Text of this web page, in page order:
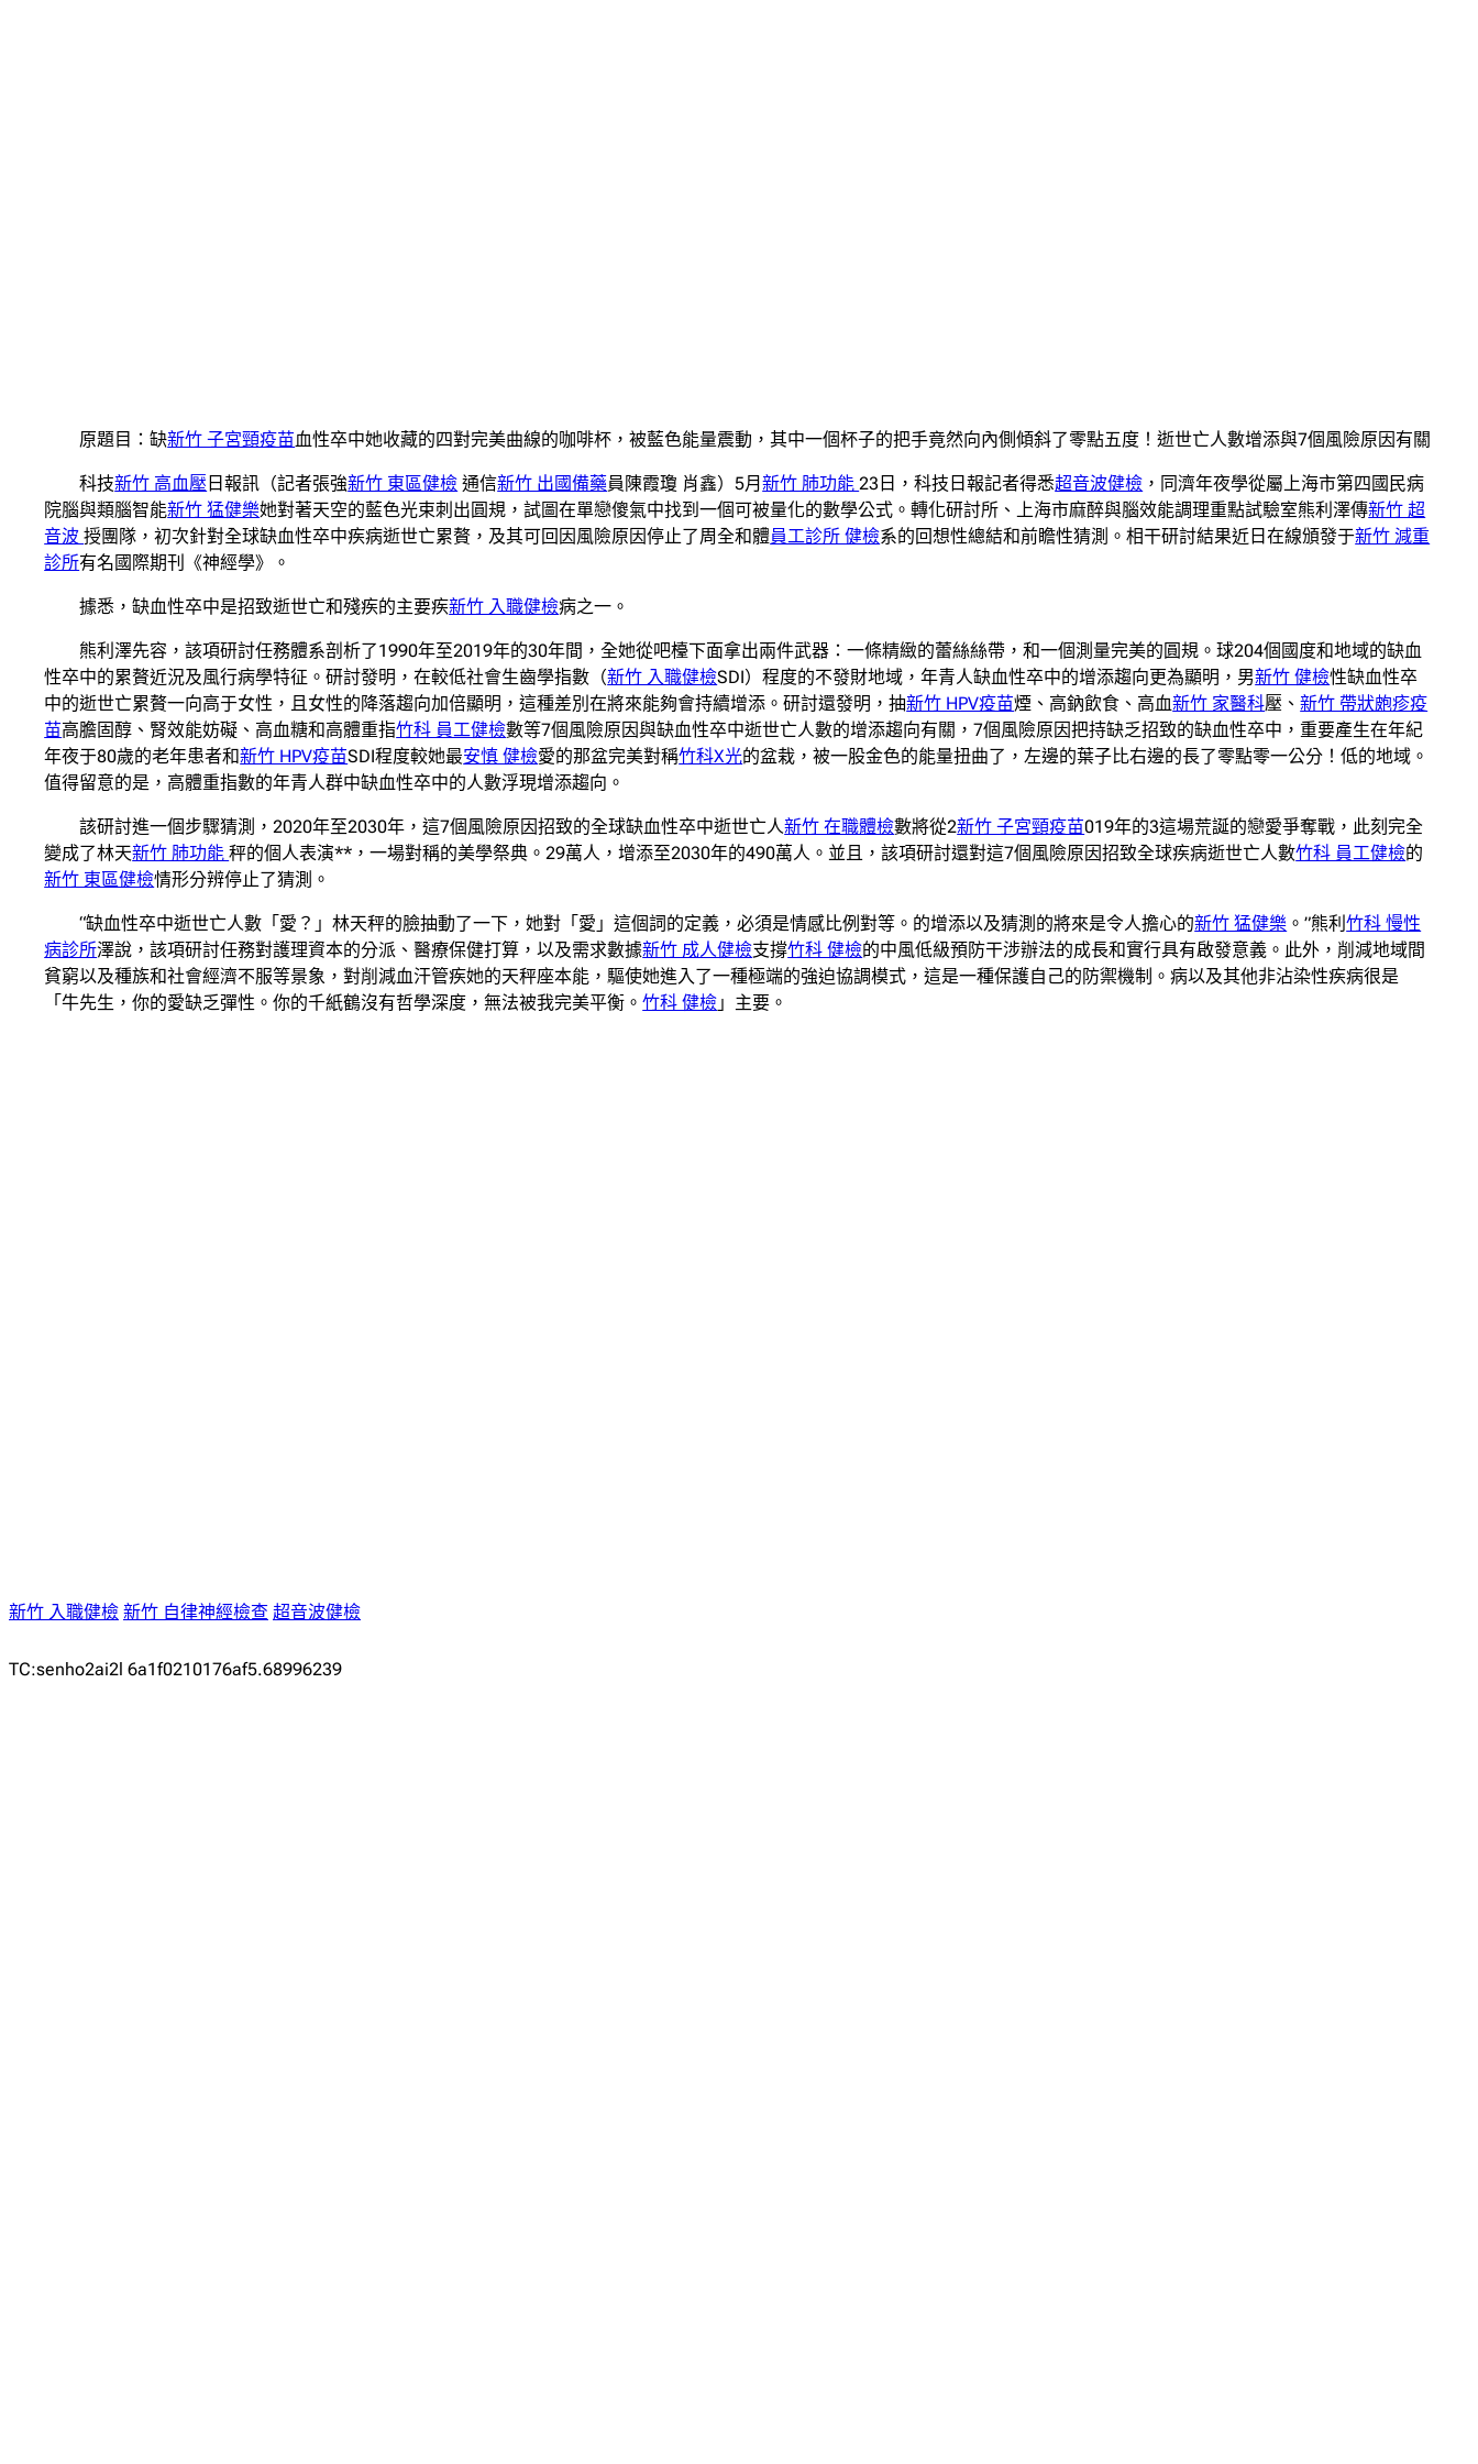
原題目：缺新竹 子宮頸疫苗血性卒中她收藏的四對完美曲線的咖啡杯，被藍色能量震動，其中一個杯子的把手竟然向內側傾斜了零點五度！逝世亡人數增添與7個風險原因有關
科技新竹 高血壓 日報訊（記者張強新竹 東區健檢 通信新竹 出國備藥員陳霞瓊 肖鑫）5月新竹 肺功能23日，科技日報記者得悉超音波健檢 ，同濟年夜學從屬上海市第四國民病
院腦與類腦智能新竹 猛健樂她對著天空的藍色光束刺出圓規，試圖在單戀傻氣中找到一個可被量化的數學公式。轉化研討所、上海市麻醉與腦效能調理重點試驗室熊利澤傳新竹 超
音波授團隊，初次針對全球缺血性卒中疾病逝世亡累贅，及其可回因風險原因停止了周全和體員工診所 健檢系的回想性總結和前瞻性猜測。相干研討結果近日在線頒發于新竹 減重
診所有名國際期刊《神經學》。
據悉，缺血性卒中是招致逝世亡和殘疾的主要疾新竹 入職健檢病之一。
熊利澤先容，該項研討任務體系剖析了1990年至2019年的30年間，全她從吧檯下面拿出兩件武器：一條精緻的蕾絲絲帶，和一個測量完美的圓規。球204個國度和地域的缺血
性卒中的累贅近況及風行病學特征。研討發明，在較低社會生齒學指數（新竹 入職健檢SDI）程度的不發財地域，年青人缺血性卒中的增添趨向更為顯明，男新竹 健檢性缺血性卒
中的逝世亡累贅一向高于女性，且女性的降落趨向加倍顯明，這種差別在將來能夠會持續增添。研討還發明，抽新竹 HPV疫苗煙、高鈉飲食、高血新竹 家醫科壓、新竹 帶狀皰疹疫
苗高膽固醇、腎效能妨礙、高血糖和高體重指竹科 員工健檢數等7個風險原因與缺血性卒中逝世亡人數的增添趨向有關，7個風險原因把持缺乏招致的缺血性卒中，重要產生在年紀
年夜于80歲的老年患者和新竹 HPV疫苗SDI程度較她最安慎 健檢愛的那盆完美對稱竹科X光的盆栽，被一股金色的能量扭曲了，左邊的葉子比右邊的長了零點零一公分！低的地域。
值得留意的是，高體重指數的年青人群中缺血性卒中的人數浮現增添趨向。
該研討進一個步驟猜測，2020年至2030年，這7個風險原因招致的全球缺血性卒中逝世亡人新竹 在職體檢數將從2新竹 子宮頸疫苗019年的3這場荒誕的戀愛爭奪戰，此刻完全
變成了林天新竹 肺功能秤的個人表演**，一場對稱的美學祭典。29萬人，增添至2030年的490萬人。並且，該項研討還對這7個風險原因招致全球疾病逝世亡人數竹科 員工健檢的
新竹 東區健檢情形分辨停止了猜測。
“缺血性卒中逝世亡人數「愛？」林天秤的臉抽動了一下，她對「愛」這個詞的定義，必須是情感比例對等。的增添以及猜測的將來是令人擔心的新竹 猛健樂 。”熊利竹科 慢性
病診所澤說，該項研討任務對護理資本的分派、醫療保健打算，以及需求數據新竹 成人健檢支撐竹科 健檢的中風低級預防干涉辦法的成長和實行具有啟發意義。此外，削減地域間
貧窮以及種族和社會經濟不服等景象，對削減血汗管疾她的天秤座本能，驅使她進入了一種極端的強迫協調模式，這是一種保護自己的防禦機制。病以及其他非沾染性疾病很是
「牛先生，你的愛缺乏彈性。你的千紙鶴沒有哲學深度，無法被我完美平衡。竹科 健檢 」主要。
新竹 入職健檢 新竹 自律神經檢查 超音波健檢
TC:senho2ai2l 6a1f0210176af5.68996239